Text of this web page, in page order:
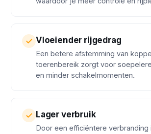
Vloeiender rijgedrag
Een betere afstemming van
toerenbereik zorgt voor
en minder schakelmomenten.
Lager verbruik
Door een efficiëntere verbranding